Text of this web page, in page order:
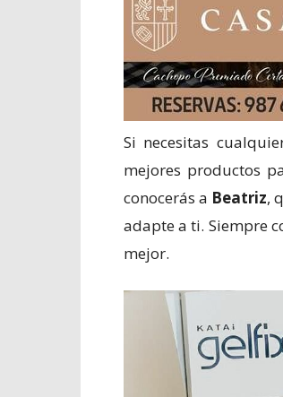
Si necesitas
mejores productos
conocerás a Beatriz,
adapte a ti. Siempre
mejor.